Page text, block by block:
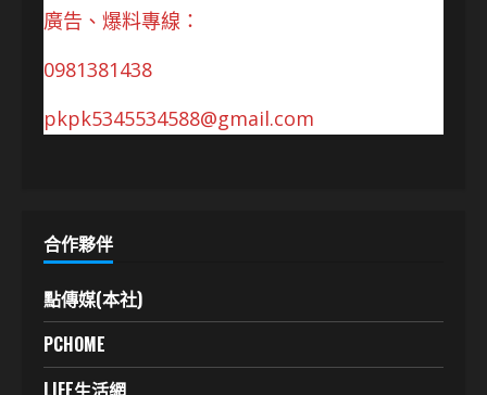
廣告、爆料專線：
0981381438
pkpk5345534588@gmail.com
合作夥伴
點傳媒(本社)
PCHOME
LIFE生活網